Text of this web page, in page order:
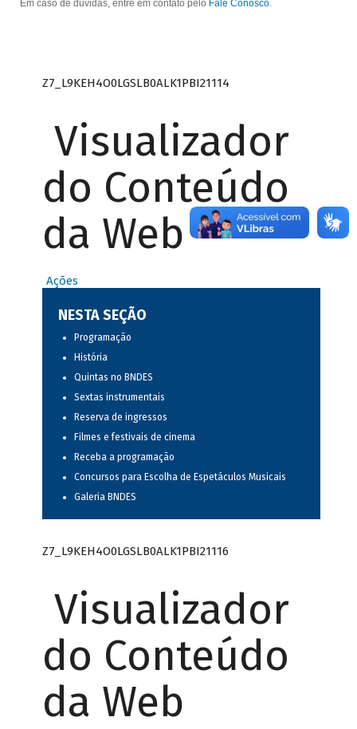
Em caso de dúvidas, entre em contato pelo Fale Conosco.
Z7_L9KEH4O0LGSLB0ALK1PBI21114
Visualizador
do Conteúdo
da Web
Ações
NESTA SEÇÃO
Programação
História
Quintas no BNDES
Sextas instrumentais
Reserva de ingressos
Filmes e festivais de cinema
Receba a programação
Concursos para Escolha de Espetáculos Musicais
Galeria BNDES
Z7_L9KEH4O0LGSLB0ALK1PBI21116
Visualizador
do Conteúdo
da Web